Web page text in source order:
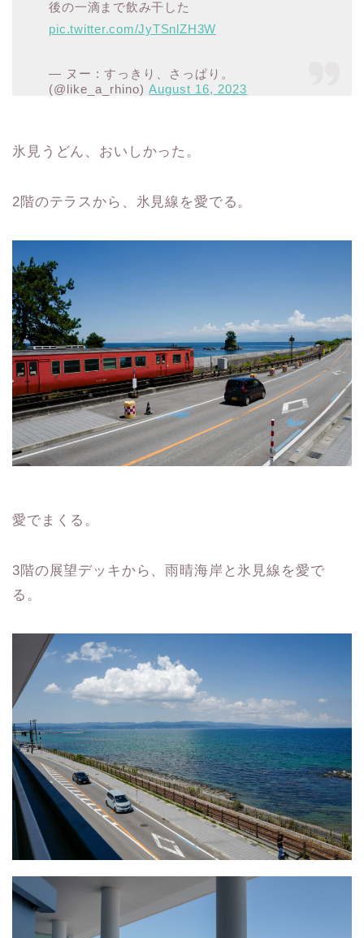
後の一滴まで飲み干した
pic.twitter.com/JyTSnlZH3W
— ヌー : すっきり、さっぱり。
(@like_a_rhino)August 16, 2023
氷見うどん、おいしかった。
2階のテラスから、氷見線を愛でる。
愛でまくる。
3階の展望デッキから、雨晴海岸と氷見線を愛で
る。